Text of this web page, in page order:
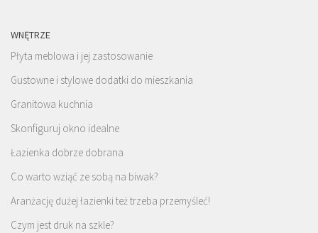
WNĘTRZE
Płyta meblowa i jej zastosowanie
Gustowne i stylowe dodatki do mieszkania
Granitowa kuchnia
Skonfiguruj okno idealne
Łazienka dobrze dobrana
Co warto wziąć ze sobą na biwak?
Aranżację dużej łazienki też trzeba przemyśleć!
Czym jest druk na szkle?